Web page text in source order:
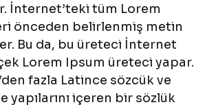
İnternet’teki tüm Lorem
önceden belirlenmiş metin
Bu da, bu üreteci İnternet
Lorem Ipsum üreteci yapar.
fazla Latince sözcük ve
yapılarını içeren bir sözlük